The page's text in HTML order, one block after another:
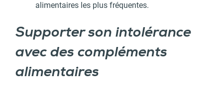
alimentaires les plus fréquentes.
Supporter son intolérance
avec des compléments
alimentaires